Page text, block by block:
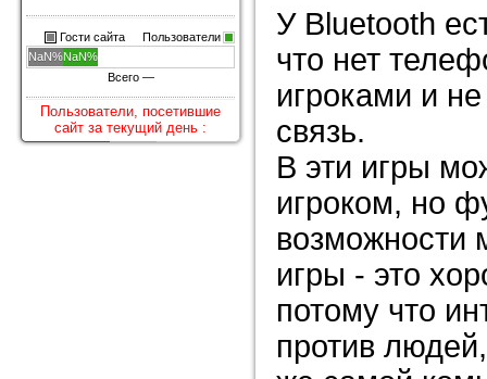
Пользователи
Гости сайта
NaN%NaN%
Всего —
Пользователи, посетившие
сайт за текущий день :
У Bluetooth
что нет
игроками и
связь.
В эти игры
игроком, но
возможности
игры - это
потому что
против